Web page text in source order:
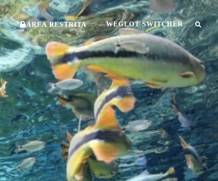
ÁREA RESTRITA WEGLOT SWITCHER